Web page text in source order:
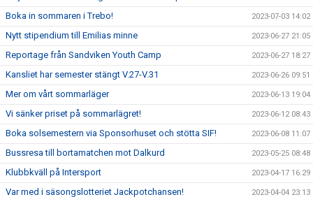
Boka in sommaren i Trebo! 2023-07-03 14:02
Nytt stipendium till Emilias minne 2023-06-27 21:05
Reportage från Sandviken Youth Camp 2023-06-27 18:27
Kansliet har semester stängt V.27-V.31 2023-06-26 09:51
Mer om vårt sommarläger 2023-06-13 19:04
Vi sänker priset på sommarlägret! 2023-06-12 08:43
Boka solsemestern via Sponsorhuset och stötta SIF! 2023-06-08 11:07
Bussresa till bortamatchen mot Dalkurd 2023-05-25 08:48
Klubbkväll på Intersport 2023-04-17 16:29
Var med i säsongslotteriet Jackpotchansen! 2023-04-04 23:13